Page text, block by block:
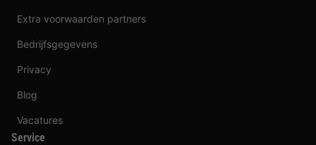
Extra voorwaarden partners
Bedrijfsgegevens
Privacy
Blog
Vacatures
Service